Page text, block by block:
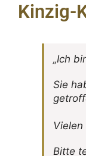
Kinzig-
„Ich
Sie
Vielen
Bitte